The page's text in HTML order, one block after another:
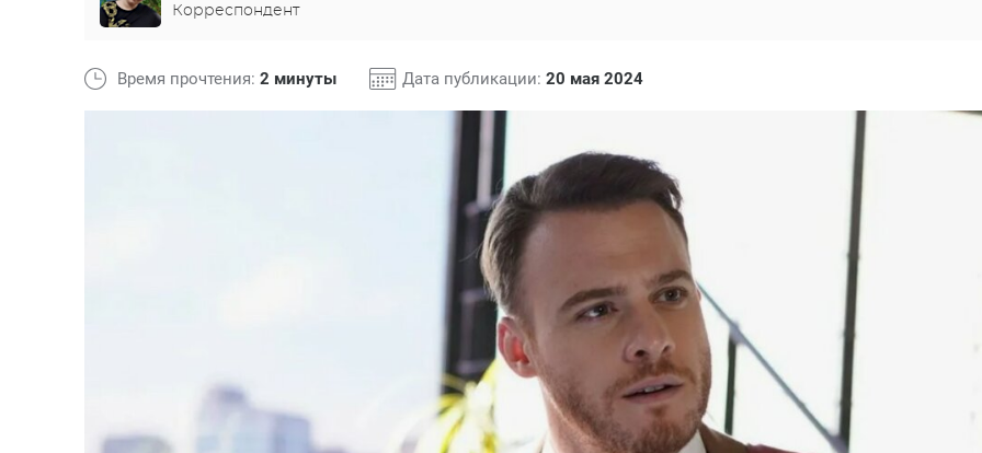
Корреспондент
Время прочтения: 2 минуты Дата публикации: 20 мая 2024